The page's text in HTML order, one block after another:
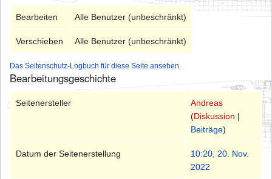
Bearbeiten Alle Benutzer (unbeschränkt)
Verschieben Alle Benutzer (unbeschränkt)
Das Seitenschutz-Logbuch für diese Seite ansehen.
Bearbeitungsgeschichte
Seitenersteller
Andreas
(Diskussion |
Beiträge)
Datum der Seitenerstellung
10:20, 20. Nov.
2022